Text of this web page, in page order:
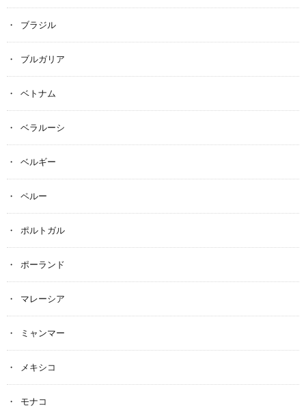
ブラジル
ブルガリア
ベトナム
ベラルーシ
ベルギー
ペルー
ポルトガル
ポーランド
マレーシア
ミャンマー
メキシコ
モナコ